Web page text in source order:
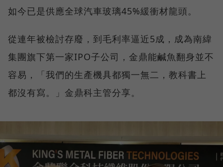
如今已是供應全球汽車玻璃45%緩衝材龍頭。
從連年被檢討存廢，到毛利率逼近5成，成為南緯
集團旗下第一家IPO子公司，金鼎能鹹魚翻身並不
容易，「我們的生產機具都獨一無二，教科書上
都沒有寫。」金鼎科主管分享。